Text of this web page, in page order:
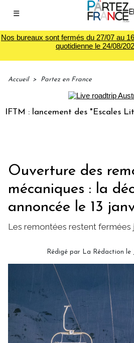
☰
Nos bureaux sont fermés du 27/07 au
quotidienne le 24/08/
Accueil > Partez en France
: lancement des "Escales
Ouverture des
mécaniques : la
annoncée le 13
Les remontées restent fermées
Rédigé par La Rédaction le